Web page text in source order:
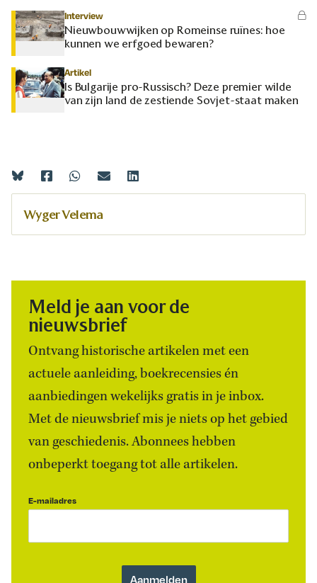
Interview
Nieuwbouwwijken op Romeinse ruïnes: hoe
kunnen we erfgoed bewaren?
Artikel
Is Bulgarije pro-Russisch? Deze premier wilde
van zijn land de zestiende Sovjet-staat maken
Wyger Velema
Meld je aan voor de
nieuwsbrief
Ontvang historische artikelen met een
actuele aanleiding, boekrecensies én
aanbiedingen wekelijks gratis in je inbox.
Met de nieuwsbrief mis je niets op het gebied
van geschiedenis. Abonnees hebben
onbeperkt toegang tot alle artikelen.
E-mailadres